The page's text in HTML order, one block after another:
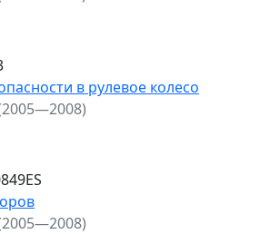
в рулевое колесо